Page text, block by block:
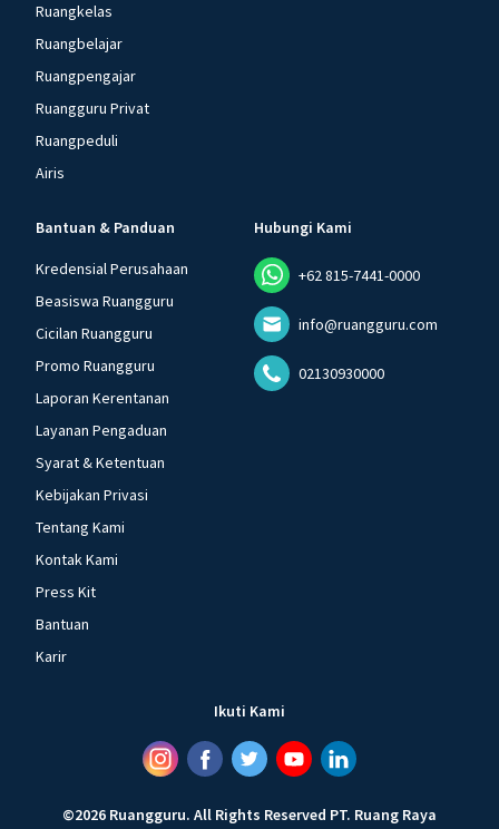
Ruangkelas
Ruangbelajar
Ruangpengajar
Ruangguru Privat
Ruangpeduli
Airis
Bantuan & Panduan
Kredensial Perusahaan
Beasiswa Ruangguru
Cicilan Ruangguru
Promo Ruangguru
Laporan Kerentanan
Layanan Pengaduan
Syarat & Ketentuan
Kebijakan Privasi
Tentang Kami
Kontak Kami
Press Kit
Bantuan
Karir
Hubungi Kami
+62 815-7441-0000
info@ruangguru.com
02130930000
Ikuti Kami
©2026 Ruangguru. All Rights Reserved PT. Ruang Raya